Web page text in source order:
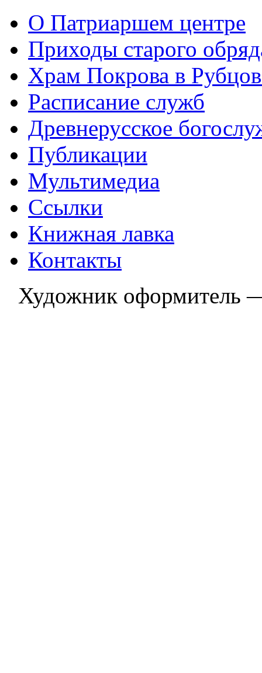
О Патриаршем центре
Приходы старого
Храм Покрова в
Расписание служб
Древнерусское
Публикации
Мультимедиа
Ссылки
Книжная лавка
Контакты
Художник оформитель